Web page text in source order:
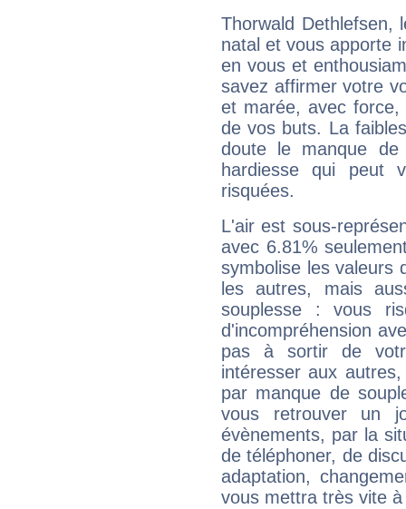
Thorwald Dethlefsen,
natal et vous apporte
en vous et
savez affirmer votre
et marée, avec
de vos buts. La
doute le manque
hardiesse qui peut
risquées.
L'air est sous-
avec 6.81%
symbolise les valeurs
les autres, mais
souplesse : vous
d'incompréhension
pas à sortir de
intéresser aux
par manque de
vous retrouver un
évènements, par la
de téléphoner, de
adaptation,
vous mettra très vite